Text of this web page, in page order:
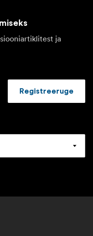
ja
Registreeruge